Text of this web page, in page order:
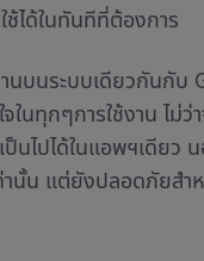
ช้ได้ในทันทีที่ต้องการ
นบนระบบเดียวกันกับ
ในทุกๆการใช้งาน ไม่
นไปได้ในแอพฯเดียว
านั้น แต่ยังปลอดภัยส